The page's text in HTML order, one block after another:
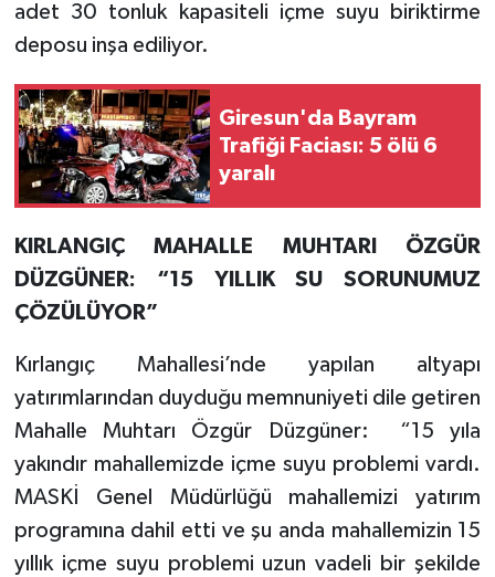
adet 30 tonluk kapasiteli içme suyu biriktirme
deposu inşa ediliyor.
Giresun'da Bayram
Trafiği Faciası: 5 ölü 6
yaralı
KIRLANGIÇ MAHALLE MUHTARI ÖZGÜR
DÜZGÜNER: “15 YILLIK SU SORUNUMUZ
ÇÖZÜLÜYOR”
Kırlangıç Mahallesi’nde yapılan altyapı
yatırımlarından duyduğu memnuniyeti dile getiren
Mahalle Muhtarı Özgür Düzgüner: “15 yıla
yakındır mahallemizde içme suyu problemi vardı.
MASKİ Genel Müdürlüğü mahallemizi yatırım
programına dahil etti ve şu anda mahallemizin 15
yıllık içme suyu problemi uzun vadeli bir şekilde